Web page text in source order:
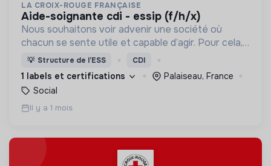
LA CROIX-ROUGE FRANÇAISE
aide-soignante cdi - essip (f/h/x)
Nous souhaitons voir advenir une société où
chacun se sente utile et capable d’agir. Pour cela,
nous proposons des moyens et des lieux
d’engagement innovants et adaptés à tous.
💡 Structure de l’ESS CDI
1 labels et certifications
Palaiseau, France
Social
Il y a 1 mois